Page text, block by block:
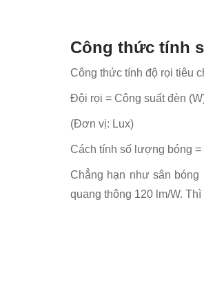
Công thức tính
Công thức tính độ rọi tiêu
Đội rọi = Công suất đèn
(Đơn vị: Lux)
Cách tính số lượng bóng
Chẳng hạn như sân bóng
quang thông 120 lm/W.